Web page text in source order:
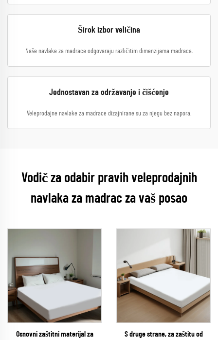
Širok izbor veličina
Naše navlake za madrace odgovaraju različitim dimenzijama madraca.
Jednostavan za održavanje i čišćenje
Veleprodajne navlake za madrace dizajnirane su za njegu bez napora.
Vodič za odabir pravih veleprodajnih
navlaka za madrac za vaš posao
Osnovni zaštitni materijal za
S druge strane, za zaštitu od